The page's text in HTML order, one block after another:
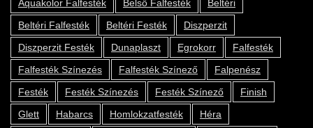
Aquakolor Falfesték
Belső Falfesték
Beltéri
Beltéri Falfesték
Beltéri Festék
Diszperzit
Diszperzit Festék
Dunaplaszt Egrokorr
Falfesték
Falfesték Színezés
Falfesték Színező
Falpenész
Festék
Festék Színezés Festék Színező
Finish
Glett
Habarcs Homlokzatfesték
Héra